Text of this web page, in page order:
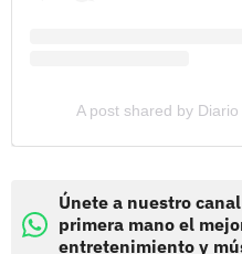
A post shared by
Únete a nuestro
primera mano el
entretenimiento y